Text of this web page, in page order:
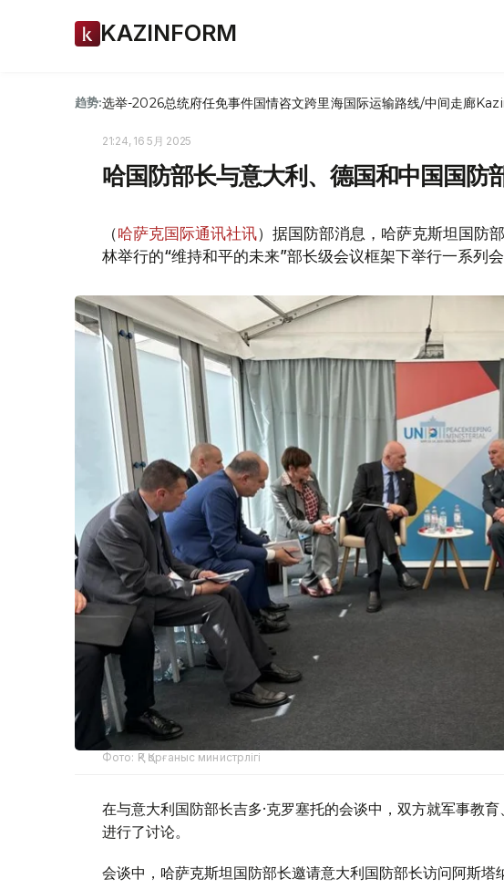
KAZINFORM
趋势:选举-2026总统府任免事件国情咨文跨里海国际运输路线/中间走廊
21:24, 16 5月 2025
哈国防部长与意大利、德国和中国国防
（哈萨克国际通讯社讯）据国防部消息，哈萨克斯坦国防
林举行的“维持和平的未来”部长级会议框架下举行一系列会
Фото: ҚР Қорғаныс министрлігі
在与意大利国防部长吉多·克罗塞托的会谈中，双方就军事教
进行了讨论。
会谈中，哈萨克斯坦国防部长邀请意大利国防部长访问阿斯塔